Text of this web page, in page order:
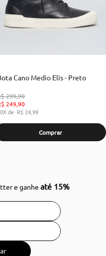
Cano Medio Elis - Preto
299,90
249,90
R$ 24,99
Comprar
e ganheaté 15%